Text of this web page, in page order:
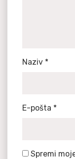
Naziv *
E-pošta *
Spremi